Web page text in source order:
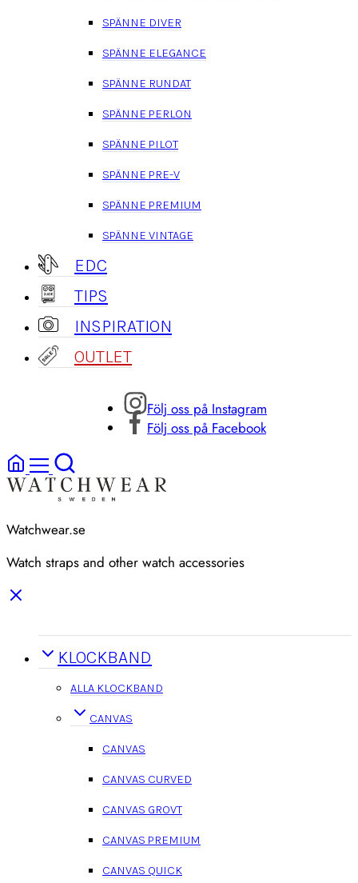
SPÄNNE DIVER
SPÄNNE ELEGANCE
SPÄNNE RUNDAT
SPÄNNE PERLON
SPÄNNE PILOT
SPÄNNE PRE-V
SPÄNNE PREMIUM
SPÄNNE VINTAGE
EDC
TIPS
INSPIRATION
OUTLET
Följ oss på Instagram
Följ oss på Facebook
Watchwear.se
Watch straps and other watch accessories
KLOCKBAND
ALLA KLOCKBAND
CANVAS
CANVAS
CANVAS CURVED
CANVAS GROVT
CANVAS PREMIUM
CANVAS QUICK